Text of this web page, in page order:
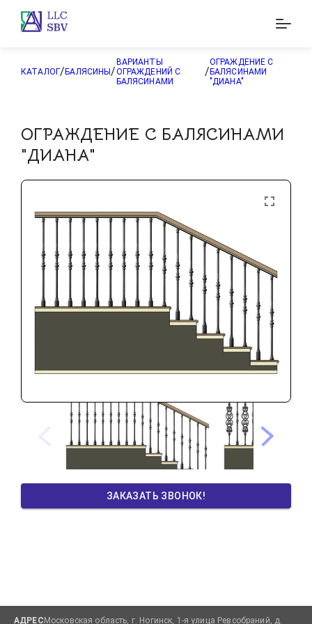
КАТАЛОГ/БАЛЯСИНЫ /
ВАРИАНТЫ
ОГРАЖДЕНИЙ С
БАЛЯСИНАМИ
/
ОГРАЖДЕНИЕ С
БАЛЯСИНАМИ
"ДИАНА"
ОГРАЖДЕНИЕ С БАЛЯСИНАМИ
"ДИАНА"
ЗАКАЗАТЬ ЗВОНОК!
АДРЕС Московская область, г. Ногинск, 1-я улица Ревсобраний, д.